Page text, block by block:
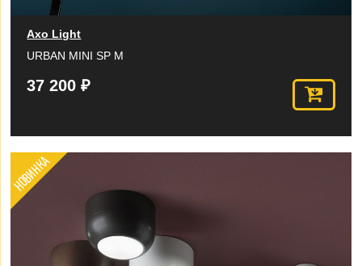
Axo Light
URBAN MINI SP M
37 200 ₽
НОВИНКА